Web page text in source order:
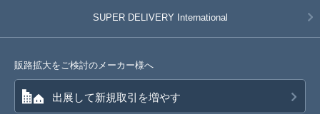
SUPER DELIVERY International
販路拡大をご検討のメーカー様へ
出展して新規取引を増やす